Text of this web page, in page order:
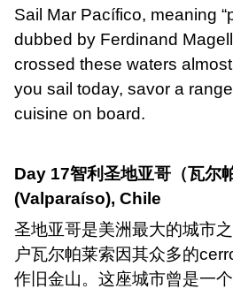
Sail Mar Pacífico, meaning “
dubbed by Ferdinand
crossed these waters
you sail today, savor a
cuisine on board.
Day 17智利圣地亚哥（瓦尔
(Valparaíso), Chile
圣地亚哥是美洲最大的城市
户瓦尔帕莱索因其众多的
作旧金山。这座城市曾是一